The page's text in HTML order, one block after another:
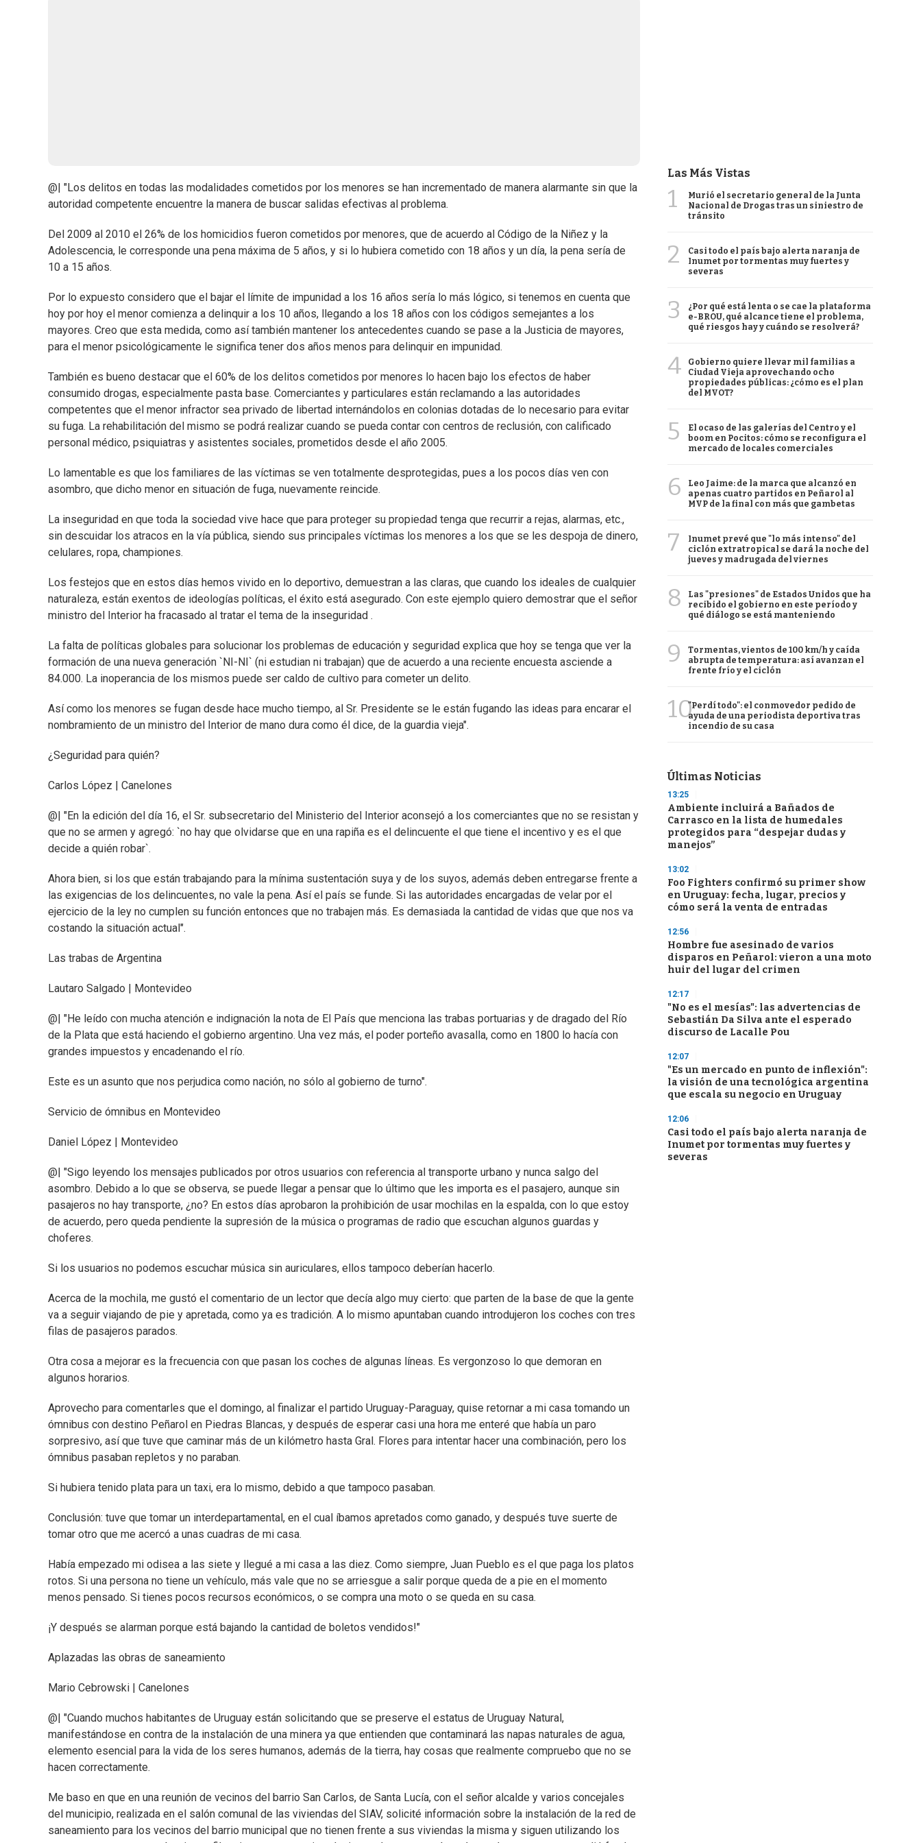
@| "Los delitos en todas las modalidades cometidos por los menores se han incrementado de manera alarmante sin que la
autoridad competente encuentre la manera de buscar salidas efectivas al problema.
Del 2009 al 2010 el 26% de los homicidios fueron cometidos por menores, que de acuerdo al Código de la Niñez y la
Adolescencia, le corresponde una pena máxima de 5 años, y si lo hubiera cometido con 18 años y un día, la pena sería de
10 a 15 años.
Por lo expuesto considero que el bajar el límite de impunidad a los 16 años sería lo más lógico, si tenemos en cuenta que
hoy por hoy el menor comienza a delinquir a los 10 años, llegando a los 18 años con los códigos semejantes a los
mayores. Creo que esta medida, como así también mantener los antecedentes cuando se pase a la Justicia de mayores,
para el menor psicológicamente le significa tener dos años menos para delinquir en impunidad.
También es bueno destacar que el 60% de los delitos cometidos por menores lo hacen bajo los efectos de haber
consumido drogas, especialmente pasta base. Comerciantes y particulares están reclamando a las autoridades
competentes que el menor infractor sea privado de libertad internándolos en colonias dotadas de lo necesario para evitar
su fuga. La rehabilitación del mismo se podrá realizar cuando se pueda contar con centros de reclusión, con calificado
personal médico, psiquiatras y asistentes sociales, prometidos desde el año 2005.
Lo lamentable es que los familiares de las víctimas se ven totalmente desprotegidas, pues a los pocos días ven con
asombro, que dicho menor en situación de fuga, nuevamente reincide.
La inseguridad en que toda la sociedad vive hace que para proteger su propiedad tenga que recurrir a rejas, alarmas, etc.,
sin descuidar los atracos en la vía pública, siendo sus principales víctimas los menores a los que se les despoja de dinero,
celulares, ropa, championes.
Los festejos que en estos días hemos vivido en lo deportivo, demuestran a las claras, que cuando los ideales de cualquier
naturaleza, están exentos de ideologías políticas, el éxito está asegurado. Con este ejemplo quiero demostrar que el señor
ministro del Interior ha fracasado al tratar el tema de la inseguridad .
La falta de políticas globales para solucionar los problemas de educación y seguridad explica que hoy se tenga que ver la
formación de una nueva generación `NI-NI` (ni estudian ni trabajan) que de acuerdo a una reciente encuesta asciende a
84.000. La inoperancia de los mismos puede ser caldo de cultivo para cometer un delito.
Así como los menores se fugan desde hace mucho tiempo, al Sr. Presidente se le están fugando las ideas para encarar el
nombramiento de un ministro del Interior de mano dura como él dice, de la guardia vieja".
¿Seguridad para quién?
Carlos López | Canelones
@| "En la edición del día 16, el Sr. subsecretario del Ministerio del Interior aconsejó a los comerciantes que no se resistan y
que no se armen y agregó: `no hay que olvidarse que en una rapiña es el delincuente el que tiene el incentivo y es el que
decide a quién robar`.
Ahora bien, si los que están trabajando para la mínima sustentación suya y de los suyos, además deben entregarse frente a
las exigencias de los delincuentes, no vale la pena. Así el país se funde. Si las autoridades encargadas de velar por el
ejercicio de la ley no cumplen su función entonces que no trabajen más. Es demasiada la cantidad de vidas que que nos va
costando la situación actual".
Las trabas de Argentina
Lautaro Salgado | Montevideo
@| "He leído con mucha atención e indignación la nota de El País que menciona las trabas portuarias y de dragado del Río
de la Plata que está haciendo el gobierno argentino. Una vez más, el poder porteño avasalla, como en 1800 lo hacía con
grandes impuestos y encadenando el río.
Este es un asunto que nos perjudica como nación, no sólo al gobierno de turno".
Servicio de ómnibus en Montevideo
Daniel López | Montevideo
@| "Sigo leyendo los mensajes publicados por otros usuarios con referencia al transporte urbano y nunca salgo del
asombro. Debido a lo que se observa, se puede llegar a pensar que lo último que les importa es el pasajero, aunque sin
pasajeros no hay transporte, ¿no? En estos días aprobaron la prohibición de usar mochilas en la espalda, con lo que estoy
de acuerdo, pero queda pendiente la supresión de la música o programas de radio que escuchan algunos guardas y
choferes.
Si los usuarios no podemos escuchar música sin auriculares, ellos tampoco deberían hacerlo.
Acerca de la mochila, me gustó el comentario de un lector que decía algo muy cierto: que parten de la base de que la gente
va a seguir viajando de pie y apretada, como ya es tradición. A lo mismo apuntaban cuando introdujeron los coches con tres
filas de pasajeros parados.
Otra cosa a mejorar es la frecuencia con que pasan los coches de algunas líneas. Es vergonzoso lo que demoran en
algunos horarios.
Aprovecho para comentarles que el domingo, al finalizar el partido Uruguay-Paraguay, quise retornar a mi casa tomando un
ómnibus con destino Peñarol en Piedras Blancas, y después de esperar casi una hora me enteré que había un paro
sorpresivo, así que tuve que caminar más de un kilómetro hasta Gral. Flores para intentar hacer una combinación, pero los
ómnibus pasaban repletos y no paraban.
Si hubiera tenido plata para un taxi, era lo mismo, debido a que tampoco pasaban.
Conclusión: tuve que tomar un interdepartamental, en el cual íbamos apretados como ganado, y después tuve suerte de
tomar otro que me acercó a unas cuadras de mi casa.
Había empezado mi odisea a las siete y llegué a mi casa a las diez. Como siempre, Juan Pueblo es el que paga los platos
rotos. Si una persona no tiene un vehículo, más vale que no se arriesgue a salir porque queda de a pie en el momento
menos pensado. Si tienes pocos recursos económicos, o se compra una moto o se queda en su casa.
¡Y después se alarman porque está bajando la cantidad de boletos vendidos!"
Aplazadas las obras de saneamiento
Mario Cebrowski | Canelones
@| "Cuando muchos habitantes de Uruguay están solicitando que se preserve el estatus de Uruguay Natural,
manifestándose en contra de la instalación de una minera ya que entienden que contaminará las napas naturales de agua,
elemento esencial para la vida de los seres humanos, además de la tierra, hay cosas que realmente compruebo que no se
hacen correctamente.
Me baso en que en una reunión de vecinos del barrio San Carlos, de Santa Lucía, con el señor alcalde y varios concejales
del municipio, realizada en el salón comunal de las viviendas del SIAV, solicité información sobre la instalación de la red de
saneamiento para los vecinos del barrio municipal que no tienen frente a sus viviendas la misma y siguen utilizando los
Las Más Vistas
1
Murió el secretario general de la Junta
Nacional de Drogas tras un siniestro de
tránsito
2
Casi todo el país bajo alerta naranja de
Inumet por tormentas muy fuertes y
severas
3
¿Por qué está lenta o se cae la plataforma
e-BROU, qué alcance tiene el problema,
qué riesgos hay y cuándo se resolverá?
4
Gobierno quiere llevar mil familias a
Ciudad Vieja aprovechando ocho
propiedades públicas: ¿cómo es el plan
del MVOT?
5
El ocaso de las galerías del Centro y el
boom en Pocitos: cómo se reconfigura el
mercado de locales comerciales
6
Leo Jaime: de la marca que alcanzó en
apenas cuatro partidos en Peñarol al
MVP de la final con más que gambetas
7
Inumet prevé que "lo más intenso" del
ciclón extratropical se dará la noche del
jueves y madrugada del viernes
8
Las "presiones" de Estados Unidos que ha
recibido el gobierno en este período y
qué diálogo se está manteniendo
9
Tormentas, vientos de 100 km/h y caída
abrupta de temperatura: así avanzan el
frente frío y el ciclón
10"Perdí todo": el conmovedor pedido de
ayuda de una periodista deportiva tras
incendio de su casa
Últimas Noticias
13:25
Ambiente incluirá a Bañados de
Carrasco en la lista de humedales
protegidos para “despejar dudas y
manejos”
13:02
Foo Fighters confirmó su primer show
en Uruguay: fecha, lugar, precios y
cómo será la venta de entradas
12:56
Hombre fue asesinado de varios
disparos en Peñarol: vieron a una moto
huir del lugar del crimen
12:17
"No es el mesías": las advertencias de
Sebastián Da Silva ante el esperado
discurso de Lacalle Pou
12:07
"Es un mercado en punto de inflexión":
la visión de una tecnológica argentina
que escala su negocio en Uruguay
12:06
Casi todo el país bajo alerta naranja de
Inumet por tormentas muy fuertes y
severas